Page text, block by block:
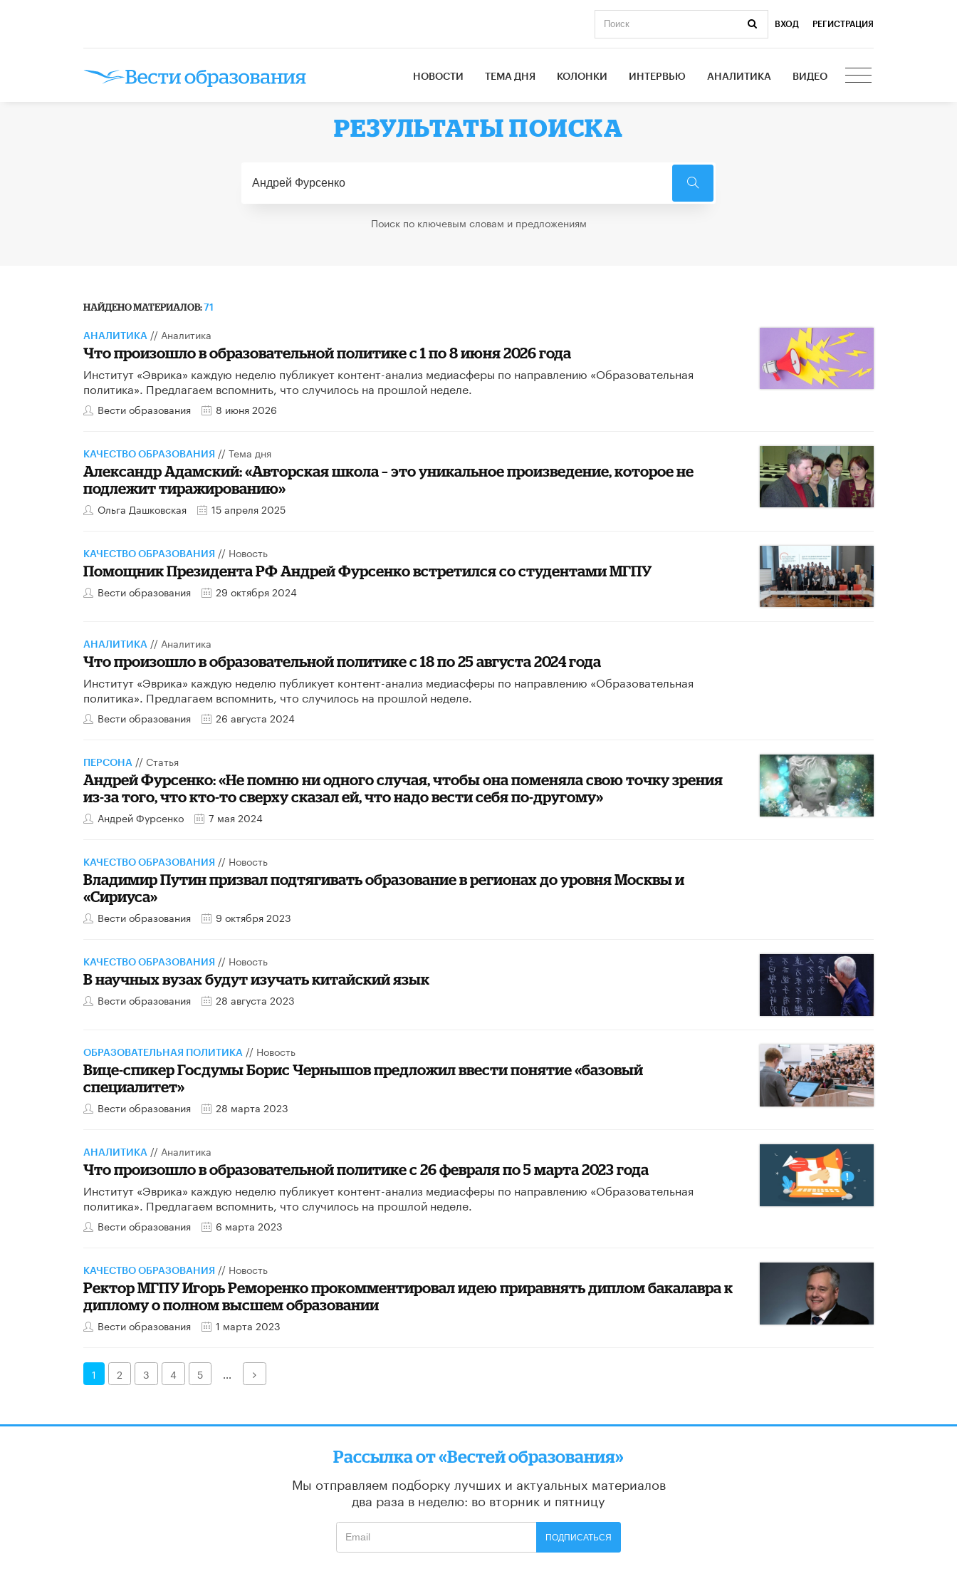
ВХОД РЕГИСТРАЦИЯ
НОВОСТИ ТЕМА ДНЯ КОЛОНКИ ИНТЕРВЬЮ АНАЛИТИКА ВИДЕО
РЕЗУЛЬТАТЫ ПОИСКА
Поиск по ключевым словам и предложениям
НАЙДЕНО МАТЕРИАЛОВ: 71
АНАЛИТИКА // Аналитика
​Что произошло в образовательной политике с 1 по 8 июня 2026 года
Институт «Эврика» каждую неделю публикует контент-анализ медиасферы по направлению «Образовательная
политика». Предлагаем вспомнить, что случилось на прошлой неделе.
Вести образования 8 июня 2026
КАЧЕСТВО ОБРАЗОВАНИЯ //Тема дня
Александр Адамский: «Авторская школа – это уникальное произведение, которое не
подлежит тиражированию»
Ольга Дашковская 15 апреля 2025
КАЧЕСТВО ОБРАЗОВАНИЯ // Новость
Помощник Президента РФ Андрей Фурсенко встретился со студентами МГПУ
Вести образования 29 октября 2024
АНАЛИТИКА // Аналитика
Что произошло в образовательной политике с 18 по 25 августа 2024 года
Институт «Эврика» каждую неделю публикует контент-анализ медиасферы по направлению «Образовательная
политика». Предлагаем вспомнить, что случилось на прошлой неделе.
Вести образования 26 августа 2024
ПЕРСОНА // Статья
Андрей Фурсенко: «Не помню ни одного случая, чтобы она поменяла свою точку зрения
из-за того, что кто-то сверху сказал ей, что надо вести себя по-другому»
Андрей Фурсенко 7 мая 2024
КАЧЕСТВО ОБРАЗОВАНИЯ // Новость
Владимир Путин призвал подтягивать образование в регионах до уровня Москвы и
«Сириуса»
Вести образования 9 октября 2023
КАЧЕСТВО ОБРАЗОВАНИЯ // Новость
В научных вузах будут изучать китайский язык
Вести образования 28 августа 2023
ОБРАЗОВАТЕЛЬНАЯ ПОЛИТИКА // Новость
Вице-спикер Госдумы Борис Чернышов предложил ввести понятие «базовый
специалитет»
Вести образования 28 марта 2023
АНАЛИТИКА //Аналитика
Что произошло в образовательной политике с 26 февраля по 5 марта 2023 года
Институт «Эврика» каждую неделю публикует контент-анализ медиасферы по направлению «Образовательная
политика». Предлагаем вспомнить, что случилось на прошлой неделе.
Вести образования 6 марта 2023
КАЧЕСТВО ОБРАЗОВАНИЯ // Новость
Ректор МГПУ Игорь Реморенко прокомментировал идею приравнять диплом бакалавра к
диплому о полном высшем образовании
Вести образования 1 марта 2023
1 2 3 4 5 ... Далее
Рассылка от «Вестей образования»
Мы отправляем подборку лучших и актуальных материалов
два раза в неделю: во вторник и пятницу
ПОДПИСАТЬСЯ